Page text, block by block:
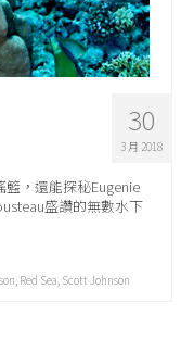
30
3 月 2018
，還能探秘Eugenie
盛讚的無數水下
Red Sea Scott Johnson